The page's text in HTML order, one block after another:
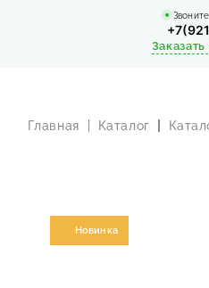
Звоните
УСЛУГИ
ПОРТФОЛИО
Главная Каталог
Новинка